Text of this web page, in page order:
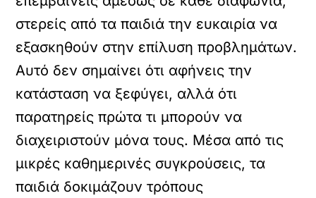
στερείς από τα παιδιά την ευκαιρία να
εξασκηθούν στην επίλυση προβλημάτων.
Αυτό δεν σημαίνει ότι αφήνεις την
κατάσταση να ξεφύγει, αλλά ότι
παρατηρείς πρώτα τι μπορούν να
διαχειριστούν μόνα τους. Μέσα από τις
μικρές καθημερινές συγκρούσεις, τα
παιδιά δοκιμάζουν τρόπους